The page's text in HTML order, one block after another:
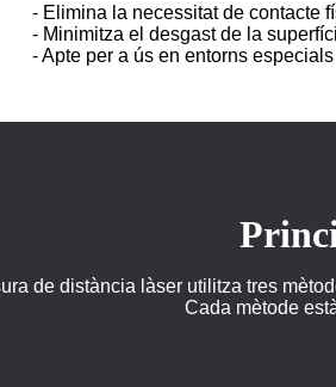
- Elimina la necessitat de contacte
- Minimitza el desgast de la
- Apte per a ús en entorns
de distància làser utilitza tres
Cada mètode